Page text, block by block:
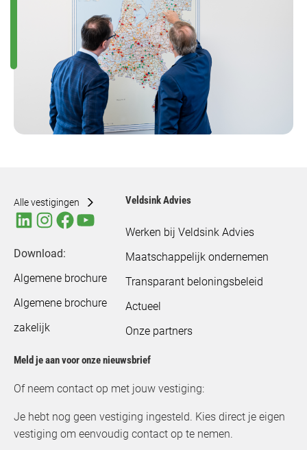
Alle vestigingen
Download:
Algemene brochure
Algemene brochure
zakelijk
Veldsink Advies
Werken bij Veldsink Advies
Maatschappelijk ondernemen
Transparant beloningsbeleid
Actueel
Onze partners
Meld je aan voor onze nieuwsbrief
Of neem contact op met jouw vestiging:
Je hebt nog geen vestiging ingesteld. Kies direct je eigen
vestiging om eenvoudig contact op te nemen.